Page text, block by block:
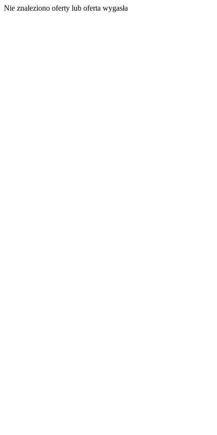
Nie znaleziono oferty lub oferta wygasła